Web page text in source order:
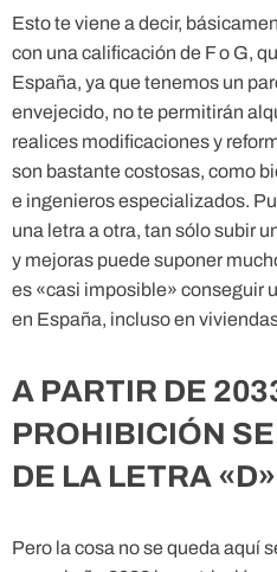
Esto te viene a decir,
con una calificación de F o G,
España, ya que tenemos un
envejecido, no te permitirán
realices modificaciones y
son bastante costosas, como
e ingenieros especializados.
una letra a otra, tan sólo subir
y mejoras puede suponer
es «casi imposible» conseguir
en España, incluso en
A PARTIR DE
PROHIBICIÓN
DE LA LETRA «D»
Pero la cosa no se queda aquí